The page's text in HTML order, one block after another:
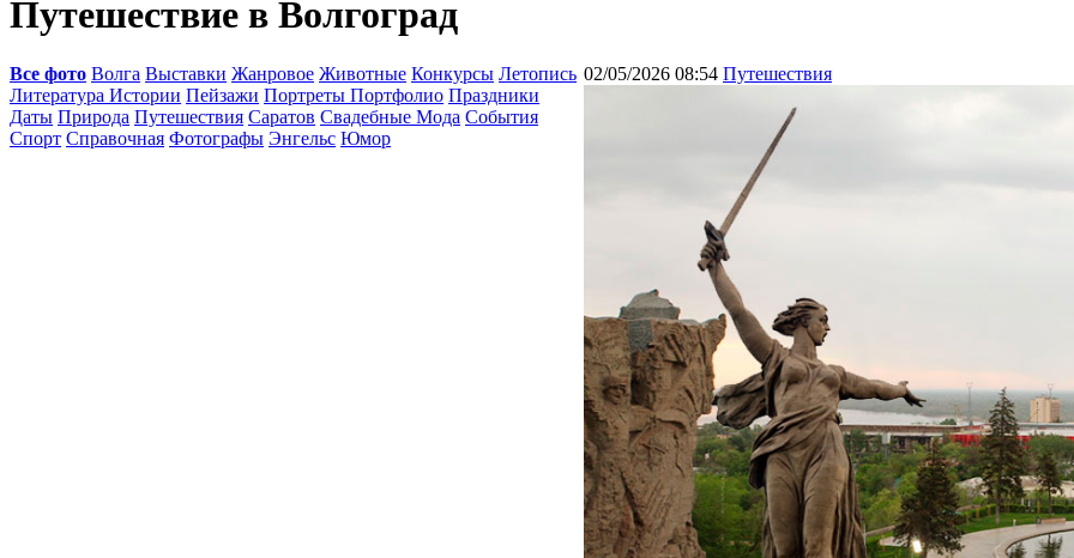
Путешествие в Волгоград
Все фото Волга Выставки Жанровое Животные Конкурсы Летопись
Литература Истории Пейзажи Портреты Портфолио Праздники
Даты Природа Путешествия Саратов Свадебные Мода События
Спорт Справочная Фотографы Энгельс Юмор
02/05/2026 08:54 Путешествия